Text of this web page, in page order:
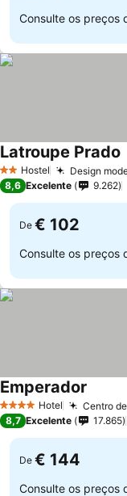
Consulte os preços
2 Estrelas
Hostel Design
Latroupe Prado
8,6 Excelente 9.262
De € 102
Consulte os preços
4 EstrelasHotel Centro
Emperador
8,7 Excelente 17.865
De € 144
Consulte os preços